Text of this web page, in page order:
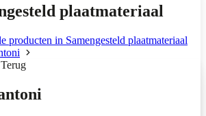
plaatmateriaal
producten in Samengesteld plaatmateriaal
Terug